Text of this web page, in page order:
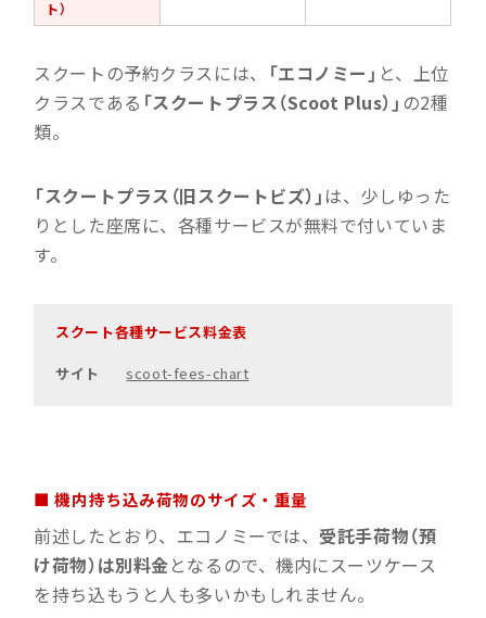
ト）
スクートの予約クラスには、 「エコノミー」 と、上位
クラスである 「スクートプラス（Scoot Plus）」 の2種
類。
「スクートプラス（旧スクートビズ）」 は、少しゆった
りとした座席に、各種サービスが無料で付いていま
す。
スクート各種サービス料金表
サイト
scoot-fees-chart
■ 機内持ち込み荷物のサイズ・重量
前述したとおり、エコノミーでは、 受託手荷物（預
け荷物）は別料金となるので、機内にスーツケース
を持ち込もうと人も多いかもしれません。